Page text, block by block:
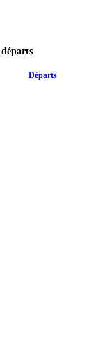
Départs